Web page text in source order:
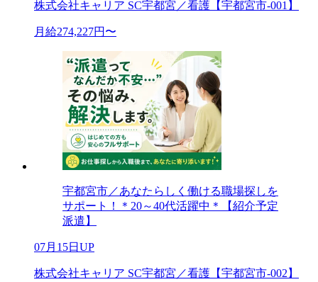
株式会社キャリア SC宇都宮／看護【宇都宮市-001】
月給274,227円〜
宇都宮市／あなたらしく働ける職場探しを
サポート！＊20～40代活躍中＊【紹介予定
派遣】
07月15日UP
株式会社キャリア SC宇都宮／看護【宇都宮市-002】